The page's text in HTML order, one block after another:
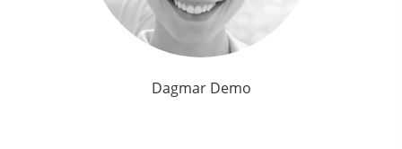
Dagmar Demo